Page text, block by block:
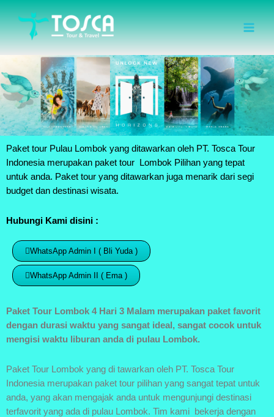
Skip
to
content
Paket tour Pulau Lombok yang ditawarkan oleh PT. Tosca Tour
Indonesia merupakan paket tour Lombok Pilihan yang tepat
untuk anda. Paket tour yang ditawarkan juga menarik dari segi
budget dan destinasi wisata.
Hubungi Kami disini :
WhatsApp Admin I ( Bli Yuda )
WhatsApp Admin II ( Ema )
Paket Tour Lombok 4 Hari 3 Malam merupakan paket favorit
dengan durasi waktu yang sangat ideal, sangat cocok untuk
mengisi waktu liburan anda di pulau Lombok.
Paket Tour Lombok yang di tawarkan oleh PT. Tosca Tour
Indonesia merupakan paket tour pilihan yang sangat tepat untuk
anda, yang akan mengajak anda untuk mengunjungi destinasi
terfavorit yang ada di pulau Lombok. Tim kami bekerja dengan